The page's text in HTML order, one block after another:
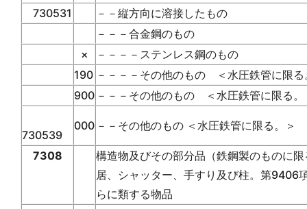
730531
－－縦方向に溶接したもの
－－－合金鋼のもの
×
－－－－ステンレス鋼のもの
190 －－－－その他のもの ＜水圧鉄管に限る
900 －－－その他のもの ＜水圧鉄管に限る。
730539
000 －－その他のもの ＜水圧鉄管に限る。＞
7308
構造物及びその部分品（鉄鋼製のものに
居、シャッター、手すり及び柱。第9406
らに類する物品